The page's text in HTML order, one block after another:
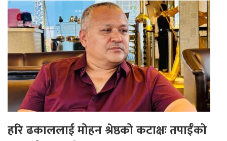
हरि ढकाललाई मोहन श्रेष्ठको कटाक्षः तपाईँको